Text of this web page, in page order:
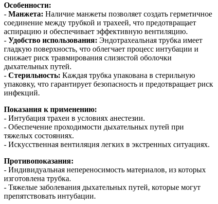
Особенности:
- Манжета: Наличие манжеты позволяет создать герметичное
соединение между трубкой и трахеей, что предотвращает
аспирацию и обеспечивает эффективную вентиляцию.
- Удобство использования: Эндотрахеальная трубка имеет
гладкую поверхность, что облегчает процесс интубации и
снижает риск травмирования слизистой оболочки
дыхательных путей.
- Стерильность: Каждая трубка упакована в стерильную
упаковку, что гарантирует безопасность и предотвращает риск
инфекций.
Показания к применению:
- Интубация трахеи в условиях анестезии.
- Обеспечение проходимости дыхательных путей при
тяжелых состояниях.
- Искусственная вентиляция легких в экстренных ситуациях.
Противопоказания:
- Индивидуальная непереносимость материалов, из которых
изготовлена трубка.
- Тяжелые заболевания дыхательных путей, которые могут
препятствовать интубации.